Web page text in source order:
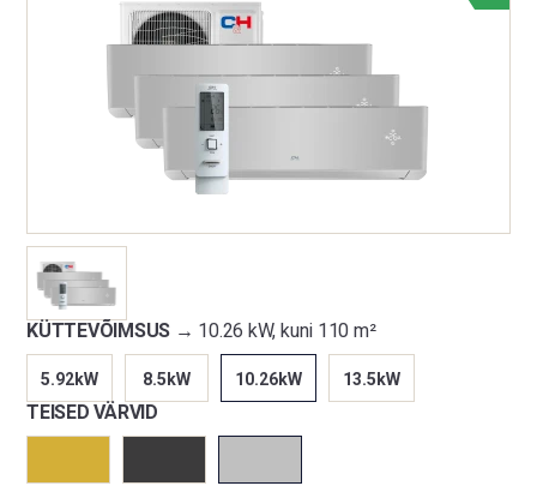
KÜTTEVÕIMSUS → 10.26 kW, kuni 110 m²
5.92kW 8.5kW 10.26kW 13.5kW
TEISED VÄRVID